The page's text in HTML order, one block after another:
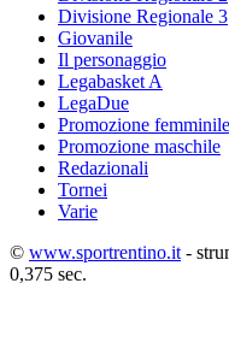
Divisione Regionale 3
Giovanile
Il personaggio
Legabasket A
LegaDue
Promozione femminile
Promozione maschile
Redazionali
Tornei
Varie
© www.sportrentino.it -
0,375 sec.